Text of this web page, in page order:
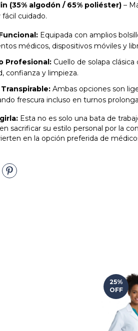
(35% algodón / 65% poliéster) –
fácil cuidado.
Equipada con amplios
médicos, dispositivos móviles y
Profesional: Cuello de solapa
confianza y limpieza.
Ambas opciones son
frescura incluso en turnos
Esta no es solo una bata de
sacrificar su estilo personal por la
en la opción preferida de
25%
OFF